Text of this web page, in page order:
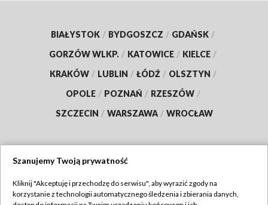
BIAŁYSTOK / BYDGOSZCZ / GDAŃSK /
GORZÓW WLKP. / KATOWICE / KIELCE /
KRAKÓW / LUBLIN / ŁÓDŹ / OLSZTYN /
OPOLE / POZNAŃ / RZESZÓW /
SZCZECIN / WARSZAWA / WROCŁAW
TVP
Szanujemy Twoją prywatność
Kliknij "Akceptuję i przechodzę do serwisu", aby wyrazić zgody na
korzystanie z technologii automatycznego śledzenia i zbierania danych,